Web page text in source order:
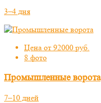
3–4 дня
Цена от 92000 руб.
8 фото
Промышленные ворота
7–10 дней